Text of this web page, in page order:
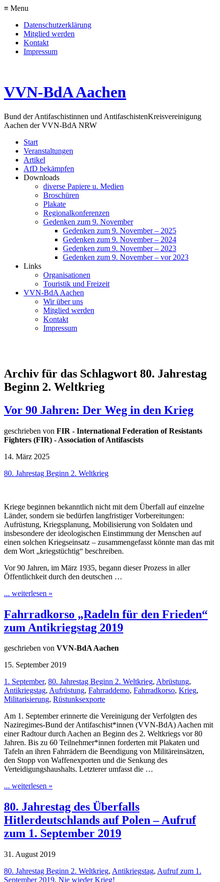
≡ Menu
Datenschutzerklärung
Mitglied werden
Kontakt
Impressum
VVN-BdA Aachen
Bund der Antifaschistinnen und AntifaschistenKreisvereinigung
Aachen der VVN-BdA NRW
Start
Veranstaltungen
Artikel
AfD bekämpfen
Downloads
diverse Papiere u. Medien
Broschüren
Plakate
Regionalkonferenzen
Gedenken zum 9. November
Gedenken zum 9. November – 2025
Gedenken zum 9. November – 2024
Gedenken zum 9. November – 2023
Gedenken zum 9. November – vor 2023
Links
Organisationen
Touristik und Freizeit
VVN-BdA Aachen
Wir über uns
Mitglied werden
Kontakt
Impressum
Archiv für das Schlagwort 80. Jahrestag
Beginn 2. Weltkrieg
Vor 90 Jahren: Der Weg in den Krieg
geschrieben von FIR - International Federation of Resistants
Fighters (FIR) - Association of Antifascists
14. März 2025
80. Jahrestag Beginn 2. Weltkrieg
Kriege beginnen bekanntlich nicht mit dem Überfall auf einzelne
Länder, sondern sie bedürfen langfristiger Vorbereitungen:
Aufrüstung, Kriegsplanung, Mobilisierung von Soldaten und
insbesondere der ideologischen Einstimmung der Menschen auf
einen solchen Kriegseinsatz – zusammengefasst könnte man das mit
dem Wort „kriegstüchtig“ beschreiben.
Vor 90 Jahren, im März 1935, begann dieser Prozess in aller
Öffentlichkeit durch den deutschen …
... weiterlesen »
Fahrradkorso „Radeln für den Frieden“
zum Antikriegstag 2019
geschrieben von VVN-BdA Aachen
15. September 2019
1. September, 80. Jahrestag Beginn 2. Weltkrieg, Abrüstung,
Antikriegstag, Aufrüstung, Fahrraddemo, Fahrradkorso, Krieg,
Militarisierung, Rüstunksexporte
Am 1. September erinnerte die Vereinigung der Verfolgten des
Naziregimes-Bund der Antifaschist*innen (VVN-BdA) Aachen mit
einer Radtour durch Aachen an Beginn des 2. Weltkriegs vor 80
Jahren. Bis zu 60 Teilnehmer*innen forderten mit Plakaten und
Tafeln an ihren Fahrrädern die Beendigung von Militäreinsätzen,
den Stopp von Waffenexporten und die Senkung des
Verteidigungshaushalts. Letzterer umfasst die …
... weiterlesen »
80. Jahrestag des Überfalls
Hitlerdeutschlands auf Polen – Aufruf
zum 1. September 2019
31. August 2019
80. Jahrestag Beginn 2. Weltkrieg, Antikriegstag, Aufruf zum 1.
September 2019, Nie wieder Krieg!